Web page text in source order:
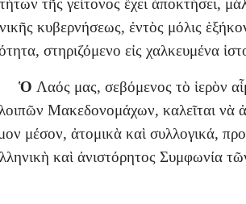
τῆς γείτονος ἔχει ἀποκτήσει,
κυβερνήσεως, ἐντὸς μόλις
στηριζόμενο εἰς χαλκευμένα
Ὁ Λαός μας, σεβόμενος τὸ ἱερὸν
Μακεδονομάχων, καλεῖται νὰ
μέσον, ἀτομικὰ καὶ συλλογικά,
καὶ ἀνιστόρητος Συμφωνία